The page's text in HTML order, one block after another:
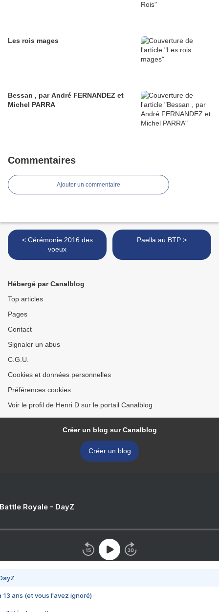
Les rois mages
Bessan , par André FERNANDEZ et
Michel PARRA
Commentaires
Ajouter un commentaire
< Cérémonie 2016 des
voeux
Paella au BTP >
Hébergé par Canalblog
Top articles
Pages
Contact
Signaler un abus
C.G.U.
Cookies et données personnelles
Préférences cookies
Voir le profil de Henri D sur le portail Canalblog
Créer un blog sur Canalblog
Créer un blog
Royale - DayZ
13 ans (et vous l'avez ignoré)